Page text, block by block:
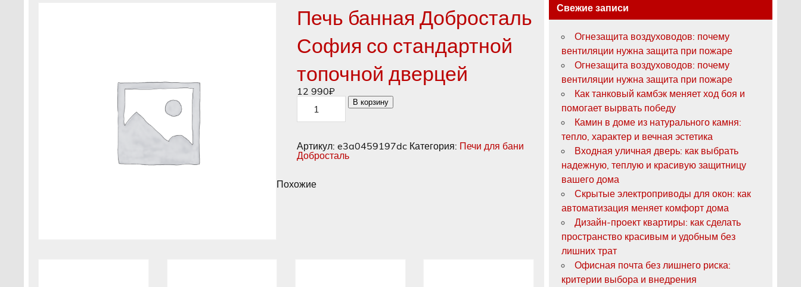
Печь банная Добросталь
София со стандартной
топочной дверцей
12 990₽
Количество
товара
Печь
София
со
дверцей
В корзину
Артикул: e3a0459197dc Категория: Печи для бани
Добросталь
Похожие
Свежие записи
Огнезащита воздуховодов: почему
вентиляции нужна защита при пожаре
Огнезащита воздуховодов: почему
вентиляции нужна защита при пожаре
Как танковый камбэк меняет ход боя и
помогает вырвать победу
Камин в доме из натурального камня:
тепло, характер и вечная эстетика
Входная уличная дверь: как выбрать
надежную, теплую и красивую защитницу
вашего дома
Скрытые электроприводы для окон: как
автоматизация меняет комфорт дома
Дизайн-проект квартиры: как сделать
пространство красивым и удобным без
лишних трат
Офисная почта без лишнего риска:
критерии выбора и внедрения